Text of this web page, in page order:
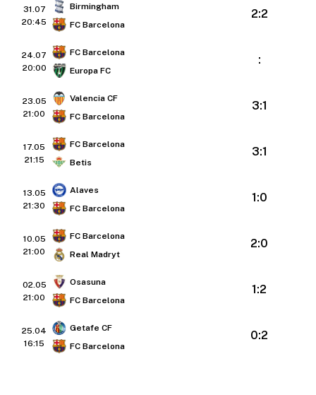
31.07
20:45
Birmingham
FC Barcelona
2:2
24.07
20:00
FC Barcelona
Europa FC
:
23.05
21:00
Valencia CF
FC Barcelona
3:1
17.05
21:15
FC Barcelona
Betis
3:1
13.05
21:30
Alaves
FC Barcelona
1:0
10.05
21:00
FC Barcelona
Real Madryt
2:0
02.05
21:00
Osasuna
FC Barcelona
1:2
25.04
16:15
Getafe CF
FC Barcelona
0:2